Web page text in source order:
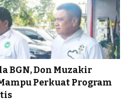
BGN, Don Muzakir
Perkuat Program